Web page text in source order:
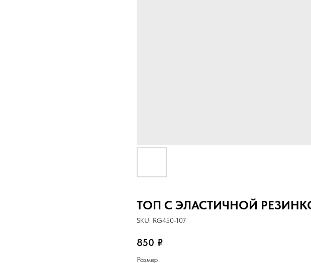
ТОП С ЭЛАСТИЧНОЙ
SKU: RG450-107
850 ₽
Размер